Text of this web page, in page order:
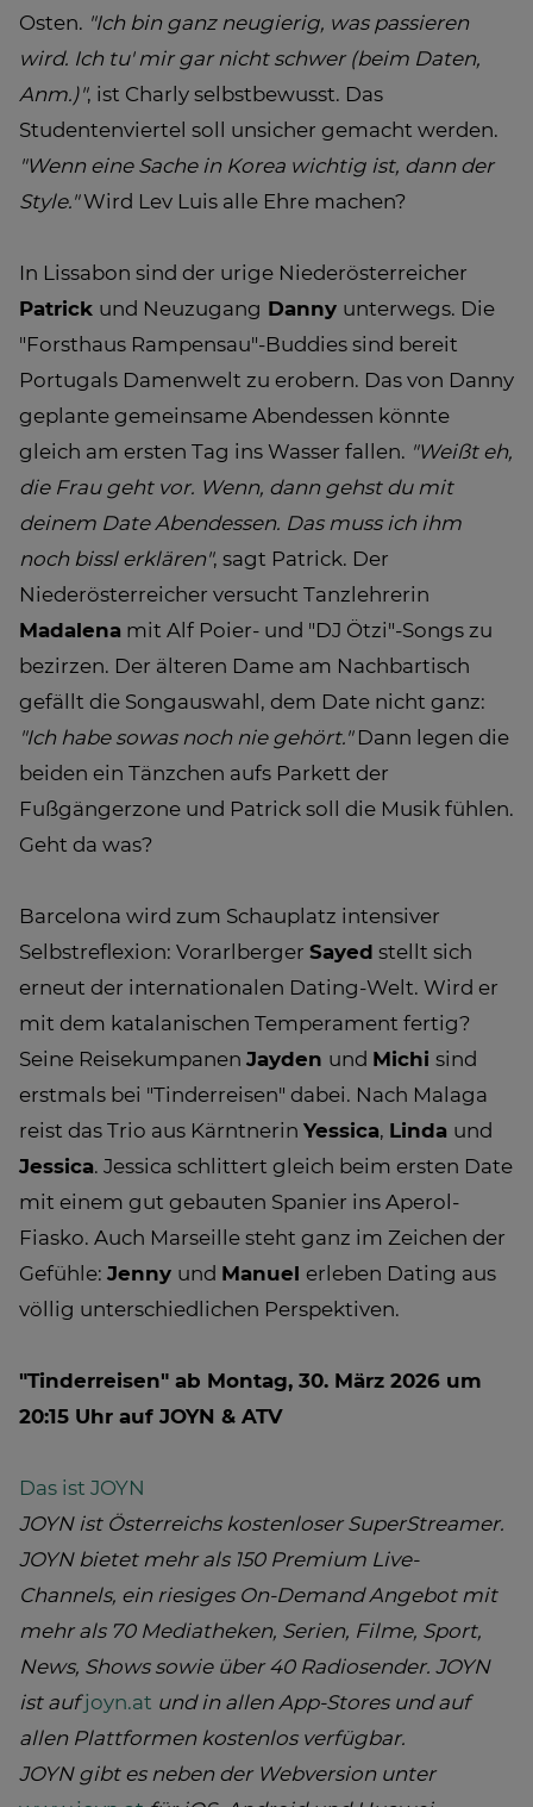
Osten. "Ich bin ganz neugierig, was passieren
wird. Ich tu' mir gar nicht schwer (beim Daten,
Anm.)", ist Charly selbstbewusst. Das
Studentenviertel soll unsicher gemacht werden.
"Wenn eine Sache in Korea wichtig ist, dann der
Style."Wird Lev Luis alle Ehre machen?
In Lissabon sind der urige Niederösterreicher
Patrick und Neuzugang Danny unterwegs. Die
"Forsthaus Rampensau"-Buddies sind bereit
Portugals Damenwelt zu erobern. Das von Danny
geplante gemeinsame Abendessen könnte
gleich am ersten Tag ins Wasser fallen. "Weißt eh,
die Frau geht vor. Wenn, dann gehst du mit
deinem Date Abendessen. Das muss ich ihm
noch bissl erklären", sagt Patrick. Der
Niederösterreicher versucht Tanzlehrerin
Madalena mit Alf Poier- und "DJ Ötzi"-Songs zu
bezirzen. Der älteren Dame am Nachbartisch
gefällt die Songauswahl, dem Date nicht ganz:
"Ich habe sowas noch nie gehört."Dann legen die
beiden ein Tänzchen aufs Parkett der
Fußgängerzone und Patrick soll die Musik fühlen.
Geht da was?
Barcelona wird zum Schauplatz intensiver
Selbstreflexion: Vorarlberger Sayed stellt sich
erneut der internationalen Dating-Welt. Wird er
mit dem katalanischen Temperament fertig?
Seine Reisekumpanen Jayden und Michi sind
erstmals bei "Tinderreisen" dabei. Nach Malaga
reist das Trio aus Kärntnerin Yessica, Linda und
Jessica. Jessica schlittert gleich beim ersten Date
mit einem gut gebauten Spanier ins Aperol-
Fiasko. Auch Marseille steht ganz im Zeichen der
Gefühle: Jenny und Manuel erleben Dating aus
völlig unterschiedlichen Perspektiven.
"Tinderreisen" ab Montag, 30. März 2026 um
20:15 Uhr auf JOYN & ATV
Das ist JOYN
JOYN ist Österreichs kostenloser SuperStreamer.
JOYN bietet mehr als 150 Premium Live-
Channels, ein riesiges On-Demand Angebot mit
mehr als 70 Mediatheken, Serien, Filme, Sport,
News, Shows sowie über 40 Radiosender. JOYN
ist aufjoyn.at und in allen App-Stores und auf
allen Plattformen kostenlos verfügbar.
JOYN gibt es neben der Webversion unter